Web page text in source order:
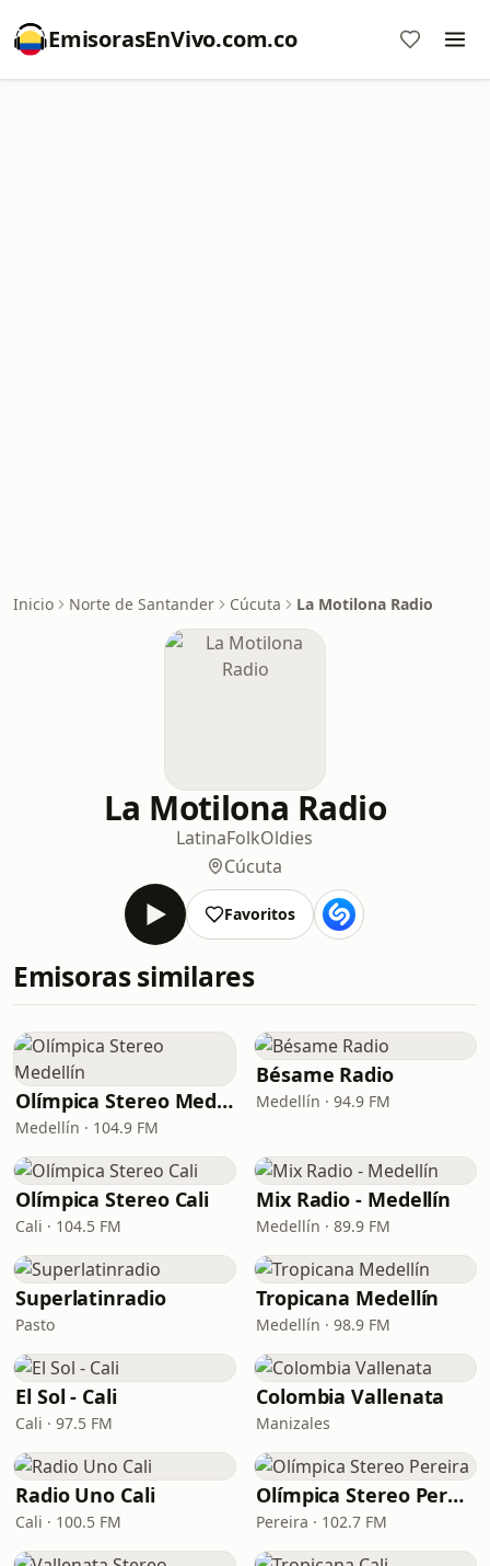
EmisorasEnVivo.com.co
Inicio Norte de Santander Cúcuta La Motilona Radio
La Motilona Radio
LatinaFolkOldies
Cúcuta
Favoritos
Emisoras similares
Olímpica Stereo Medellín
Medellín · 104.9 FM
Bésame Radio
Medellín · 94.9 FM
Olímpica Stereo Cali
Cali · 104.5 FM
Mix Radio - Medellín
Medellín · 89.9 FM
Superlatinradio
Pasto
Tropicana Medellín
Medellín · 98.9 FM
El Sol - Cali
Cali · 97.5 FM
Colombia Vallenata
Manizales
Radio Uno Cali
Cali · 100.5 FM
Olímpica Stereo Pereira
Pereira · 102.7 FM